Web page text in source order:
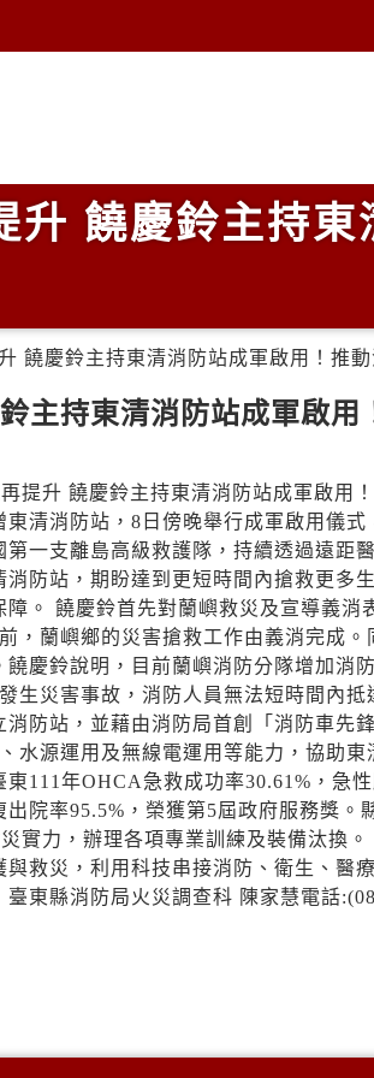
升 饒慶鈴主持
饒慶鈴主持東清消防站成軍啟用！推
主持東清消防站成軍啟
提升 饒慶鈴主持東清消防站成軍啟用
清消防站，8日傍晚舉行成軍啟用儀
一支離島高級救護隊，持續透過遠距
防站，期盼達到更短時間內搶救更多
。 饒慶鈴首先對蘭嶼救災及宣導義消
，蘭嶼鄉的災害搶救工作由義消完成
慶鈴說明，目前蘭嶼消防分隊增加消
生災害事故，消防人員無法短時間內
防站，並藉由消防局首創「消防車先
水源運用及無線電運用等能力，協助
111年OHCA急救成功率30.61%，急
院率95.5%，榮獲第5屆政府服務獎。
實力，辦理各項專業訓練及裝備汰換
救災，利用科技串接消防、衛生、醫
東縣消防局火災調查科 陳家慧電話